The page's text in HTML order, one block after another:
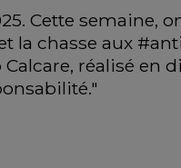
Cette semaine,
chasse aux
réalisé en